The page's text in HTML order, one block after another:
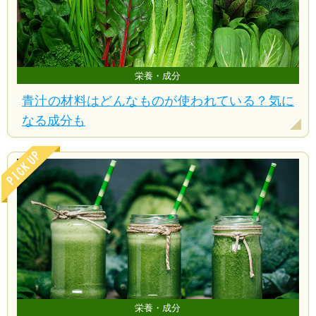
栄養・成分
青汁の材料はどんなものが使われている？気に
なる成分も
栄養・成分